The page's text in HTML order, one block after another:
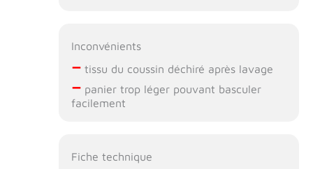
Inconvénients
–tissu du coussin déchiré après lavage
–panier trop léger pouvant basculer
facilement
Fiche technique